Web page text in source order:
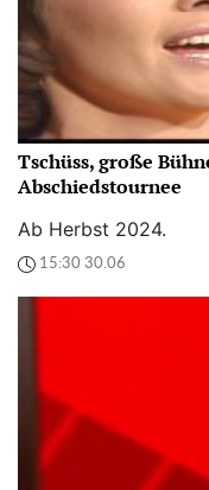
Tschüss, große
Abschiedstournee
Ab Herbst 2024.
15:30 30.06